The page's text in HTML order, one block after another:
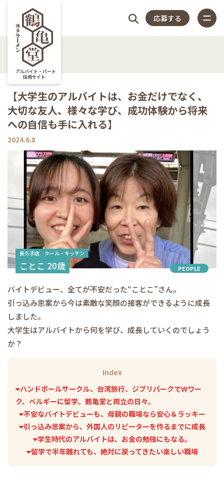
アルバイト・パート
採用サイト
スタッフアンケート
店長紹介
福利厚生
特集記事
店舗一覧
よくある質問
応募する
close
4つの
こだ
わり
事
容
アンケー 長
介
利
生
集
事
舗
覧
ある
【大学生のアルバイトは、お金だけでなく、
大切な友人、様々な学び、成功体験から将来
への自信も手に入れる】
2024.6.8
PEOPLE
長久手店 ホール・キッチン
ことこ 20歳
バイトデビュー、全てが不安だった“ことこ”さん。
引っ込み思案から今は素敵な笑顔の接客ができるように成長
しました。
大学生はアルバイトから何を学び、成長していくのでしょう
か？
Index
ハンドボールサークル、台湾旅行、ジブリパークでWワー
ク、ベルギーに留学。鶴亀堂と両立の日々。
不安なバイトデビューも、母親の職場なら安心＆ラッキー
引っ込み思案から、外国人のリピーターを作るまでに成長
学生時代のアルバイトは、お金の勉強にもなる。
留学で半年離れても、絶対に戻ってきたい楽しい職場